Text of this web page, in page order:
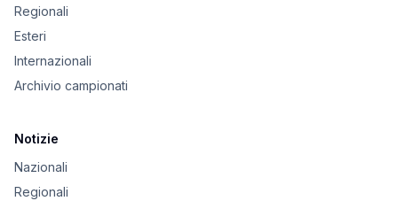
Regionali
Esteri
Internazionali
Archivio campionati
Notizie
Nazionali
Regionali